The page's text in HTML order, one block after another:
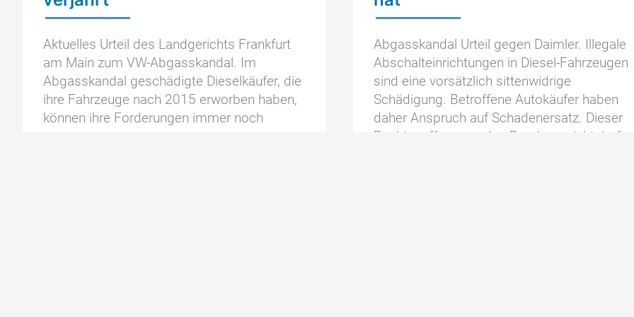
Aktuelles Urteil des Landgerichts Frankfurt
am Main zum VW-Abgasskandal. Im
Abgasskandal geschädigte Dieselkäufer, die
ihre Fahrzeuge nach 2015 erworben haben,
können ihre Forderungen immer noch
Abgasskandal Urteil gegen Daimler. Illegale
Abschalteinrichtungen in Diesel-Fahrzeugen
sind eine vorsätzlich sittenwidrige
Schädigung. Betroffene Autokäufer haben
daher Anspruch auf Schadenersatz. Dieser
Rechtsauffassung des Bundesgerichtshofs